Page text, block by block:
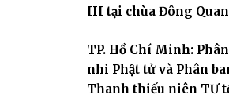
III tại chùa Đông
TP. Hồ Chí Minh:
nhi Phật tử và Phân
Thanh thiếu niên TƯ